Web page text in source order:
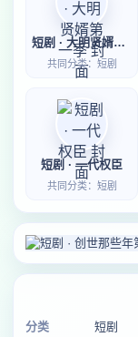
短剧 · 大明贤婿第一季
共同分类：短剧
短剧 · 一代权臣
共同分类：短剧
分类 短剧